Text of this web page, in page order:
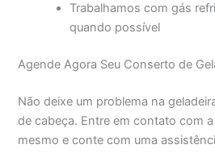
Trabalhamos com gás
quando possível
Agende Agora Seu Conserto de
Não deixe um problema na
de cabeça. Entre em contato com
mesmo e conte com uma